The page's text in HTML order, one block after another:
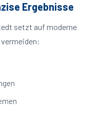
Ergebnisse
setzt auf moderne